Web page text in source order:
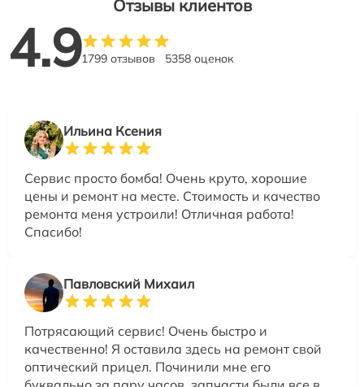
Отзывы клиентов
4.91799 отзывов 5358 оценок
Ильина Ксения
Сервис просто бомба! Очень круто, хорошие
цены и ремонт на месте. Стоимость и качество
ремонта меня устроили! Отличная работа!
Спасибо!
Павловский Михаил
Потрясающий сервис! Очень быстро и
качественно! Я оставила здесь на ремонт свой
оптический прицел. Починили мне его